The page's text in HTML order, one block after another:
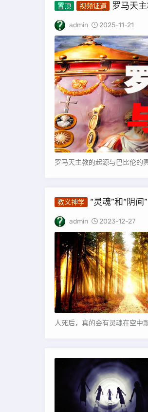
置顶 视频证道 罗马天
admin 2025-11-21
罗马天主教的起源与巴比伦的
教义神学 “灵魂”和“阴间
admin 2023-12-27
人死后，真的会有灵魂在空中